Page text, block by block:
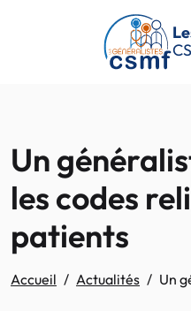
Passer au contenu principal
Un
les codes
patients
Accueil Actualités Un